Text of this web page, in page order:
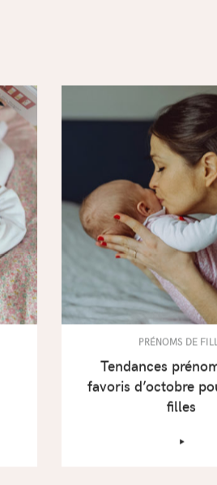
PRÉNOMS DE
Tendances
favoris d’octobre
filles
‣